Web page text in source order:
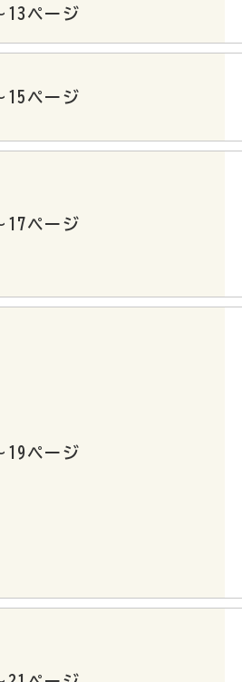
13ページ
15ページ
17ページ
19ページ